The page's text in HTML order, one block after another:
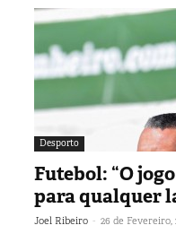
Desporto
Futebol: “O
para qualquer
Joel Ribeiro - 26 de Fevereiro,